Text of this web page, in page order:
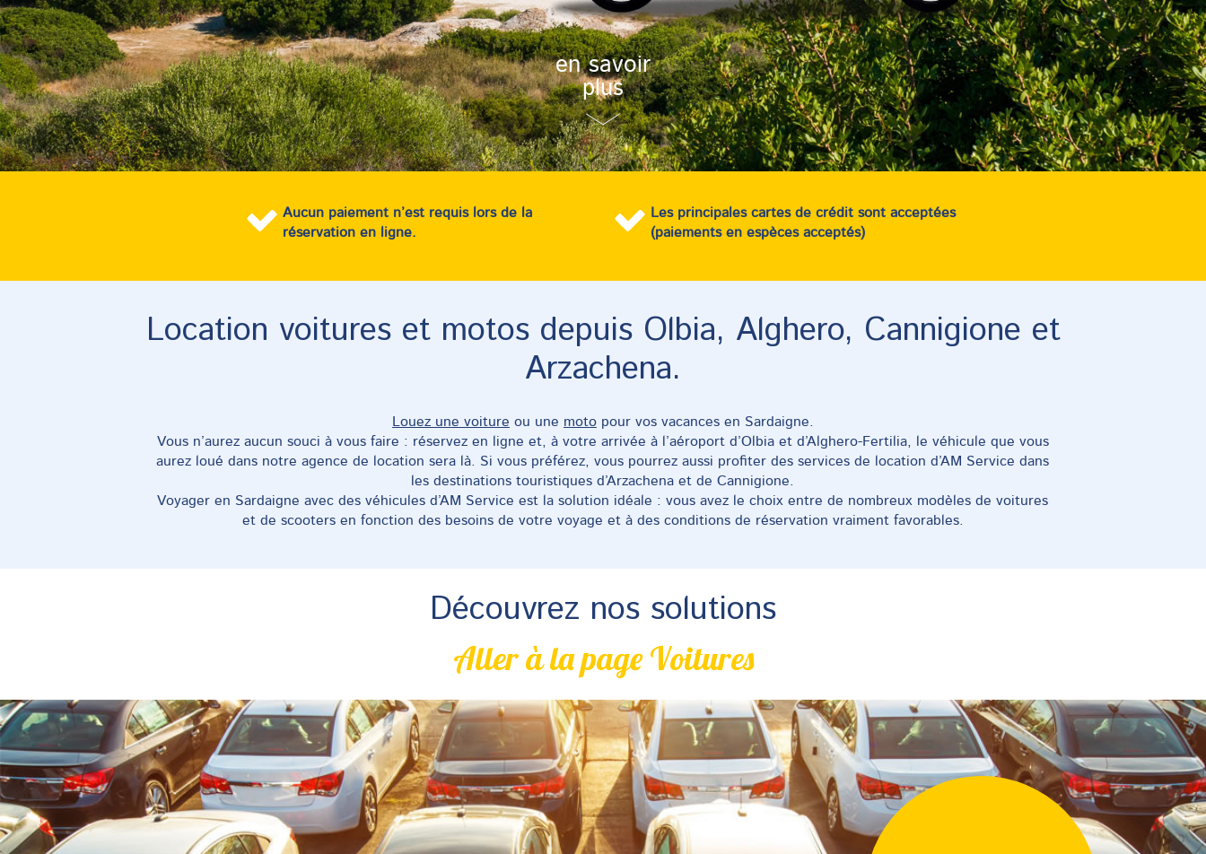
en savoir
plus
Départ de l’aéroport d’Olbia ou Alghero, Arzachena et Cannigione et allez où vous
voulez. Choisissez-nous !
Aucun paiement n’est requis lors de la
réservation en ligne.
Les principales cartes de crédit sont acceptées
(paiements en espèces acceptés)
Location voitures et motos depuis Olbia, Alghero, Cannigione et
Arzachena.
Louez une voiture ou une motopour vos vacances en Sardaigne.
Vous n’aurez aucun souci à vous faire : réservez en ligne et, à votre arrivée à l’aéroport d’Olbia et d’Alghero-Fertilia, le véhicule que vous
aurez loué dans notre agence de location sera là. Si vous préférez, vous pourrez aussi profiter des services de location d’AM Service dans
les destinations touristiques d’Arzachena et de Cannigione.
Voyager en Sardaigne avec des véhicules d’AM Service est la solution idéale : vous avez le choix entre de nombreux modèles de voitures
et de scooters en fonction des besoins de votre voyage et à des conditions de réservation vraiment favorables.
Découvrez nos solutions
Aller à la page Voitures